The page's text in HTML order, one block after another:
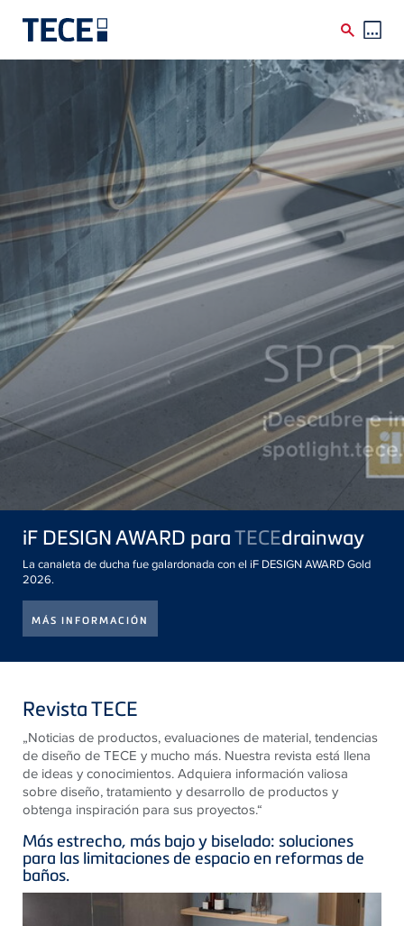
iF DESIGN AWARD paraTECEdrainway
La canaleta de ducha fue galardonada con el iF DESIGN AWARD Gold
2026.
MÁS INFORMACIÓN
Revista TECE
„Noticias de productos, evaluaciones de material, tendencias
de diseño deTECE y mucho más. Nuestra revista está llena
de ideas y conocimientos. Adquiera información valiosa
sobre diseño, tratamiento y desarrollo de productos y
obtenga inspiración para sus proyectos.“
Más estrecho, más bajo y biselado: soluciones
para las limitaciones de espacio en reformas de
baños.